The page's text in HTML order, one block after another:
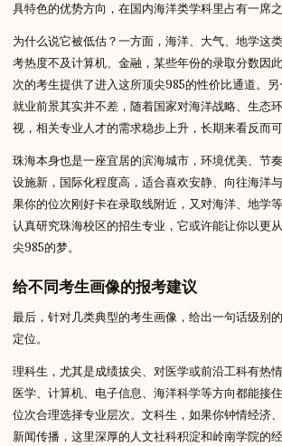
具特色的优势方向，在国内海洋类学科里占有一席之
为什么说它被低估？一方面，海洋、大气、地学这
考热度不及计算机、金融，某些年份的录取分数因
次的考生提供了进入这所顶尖985的性价比通道。
就业前景其实并不差，随着国家对海洋战略、生态
视，相关专业人才的需求稳步上升，长期来看反而可
珠海本身也是一座宜居的滨海城市，环境优美、节
设施新，国际化程度高，适合喜欢安静、向往海洋
果你的位次刚好卡在录取线附近，又对海洋、地学
认真研究珠海校区的招生专业，它或许能让你以更
尖985的梦。
给不同考生画像的报考建议
最后，针对几类典型的考生画像，给出一句话级别
定位。
理科生，尤其是成绩拔尖、对医学或前沿工科有热
医学、计算机、电子信息、海洋科学等方向都能接
位次合理选择专业层次。文科生，如果你钟情经济
新闻传播，这里深厚的人文社科积淀和岭南学院的